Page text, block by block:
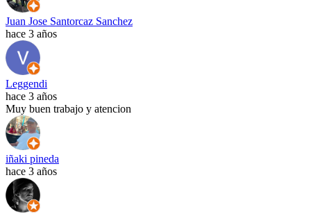
Juan Jose Santorcaz Sanchez
hace 3 años
Leggendi
hace 3 años
Muy buen trabajo y atencion
iñaki pineda
hace 3 años